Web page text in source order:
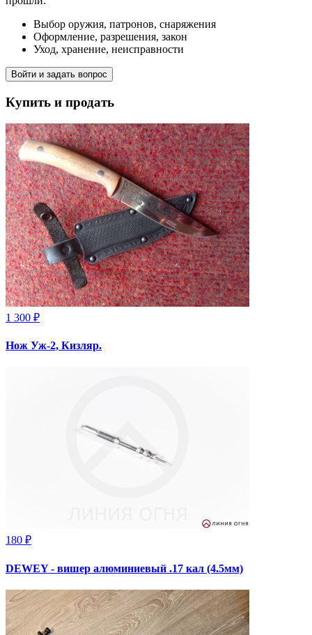
Выбор оружия, патронов, снаряжения
Оформление, разрешения, закон
Уход, хранение, неисправности
Войти и задать вопрос
Купить и продать
1 300 ₽
Нож Уж-2, Кизляр.
180 ₽
DEWEY - вишер алюминиевый .17 кал (4.5мм)